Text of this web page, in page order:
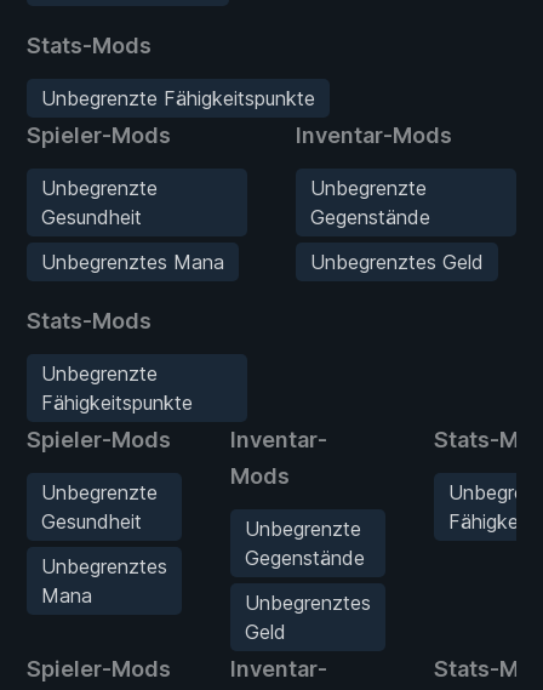
Stats-Mods
Unbegrenzte Fähigkeitspunkte
Spieler-Mods
Unbegrenzte
Gesundheit
Unbegrenztes Mana
Stats-Mods
Unbegrenzte
Fähigkeitspunkte
Inventar-Mods
Unbegrenzte
Gegenstände
Unbegrenztes Geld
Spieler-Mods
Unbegrenzte
Gesundheit
Unbegrenztes
Mana
Inventar-
Mods
Unbegrenzte
Gegenstände
Unbegrenztes
Geld
Stats-
Spieler-Mods
Inventar-
Stats-